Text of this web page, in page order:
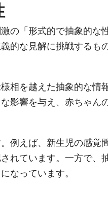
の「形式的で抽象的な性
的な見解に挑戦するも
相を越えた抽象的な情
影響を与え、赤ちゃん
例えば、新生児の感覚
れています。一方で、
なっています。